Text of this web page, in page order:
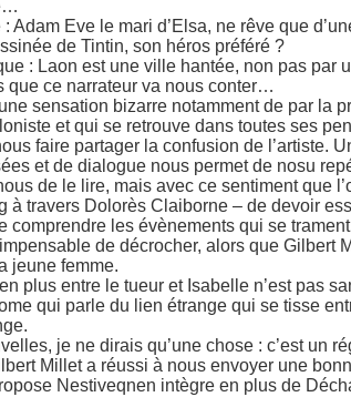
Adam Eve le mari d’Elsa, ne rêve que
de Tintin, son héros préféré ?
: Laon est une ville hantée, non pas par
que ce narrateur va nous conter…
sensation bizarre notamment de par la
et qui se retrouve dans toutes ses
faire partager la confusion de l’artiste.
et de dialogue nous permet de nosu
de le lire, mais avec ce sentiment que
à travers Dolorès Claiborne – de devoir
comprendre les évènements qui se
de décrocher, alors que
jeune femme.
plus entre le tueur et Isabelle n’est pas
qui parle du lien étrange qui se tisse
je ne dirais qu’une chose : c’est
Millet a réussi à nous envoyer une
Nestiveqnen intègre en plus de